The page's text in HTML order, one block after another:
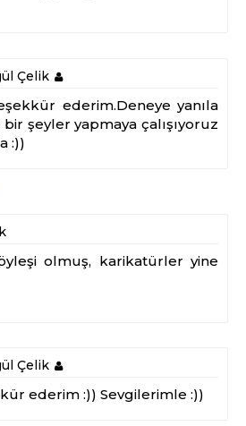
Çelik
ederim.Deneye yanıla
şeyler yapmaya çalışıyoruz
:))
olmuş, karikatürler yine
Çelik
ederim :)) Sevgilerimle :))